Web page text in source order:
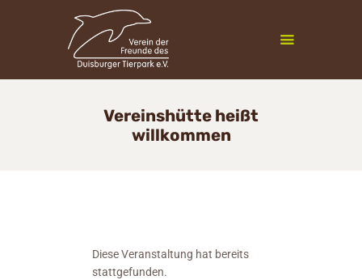
Vereinshütte heißt
willkommen
Zoofreunde Duisburg
Mitgliedschaft
Kontakt
Diese Veranstaltung hat bereits
stattgefunden.